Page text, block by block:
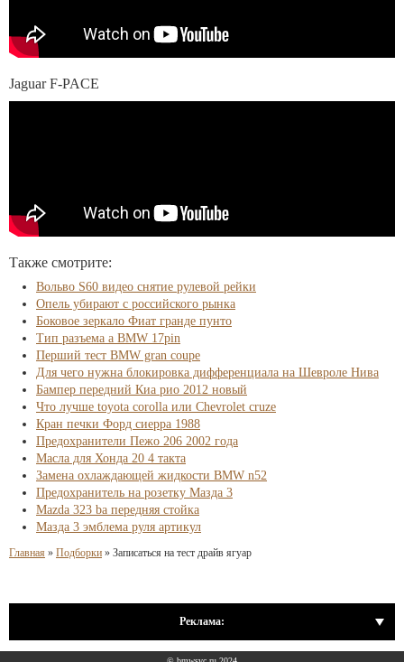
Jaguar F-PACE
Также смотрите:
Вольво S60 видео снятие рулевой рейки
Опель убирают с российского рынка
Боковое зеркало Фиат гранде пунто
Тип разъема a BMW 17pin
Перший тест BMW gran coupe
Для чего нужна блокировка дифференциала на Шевроле Нива
Бампер передний Киа рио 2012 новый
Что лучше toyota corolla или Chevrolet cruze
Кран печки Форд сиерра 1988
Предохранители Пежо 206 2002 года
Масла для Хонда 20 4 такта
Замена охлаждающей жидкости BMW n52
Предохранитель на розетку Мазда 3
Mazda 323 ba передняя стойка
Мазда 3 эмблема руля артикул
Главная » Подборки » Записаться на тест драйв ягуар
Реклама: